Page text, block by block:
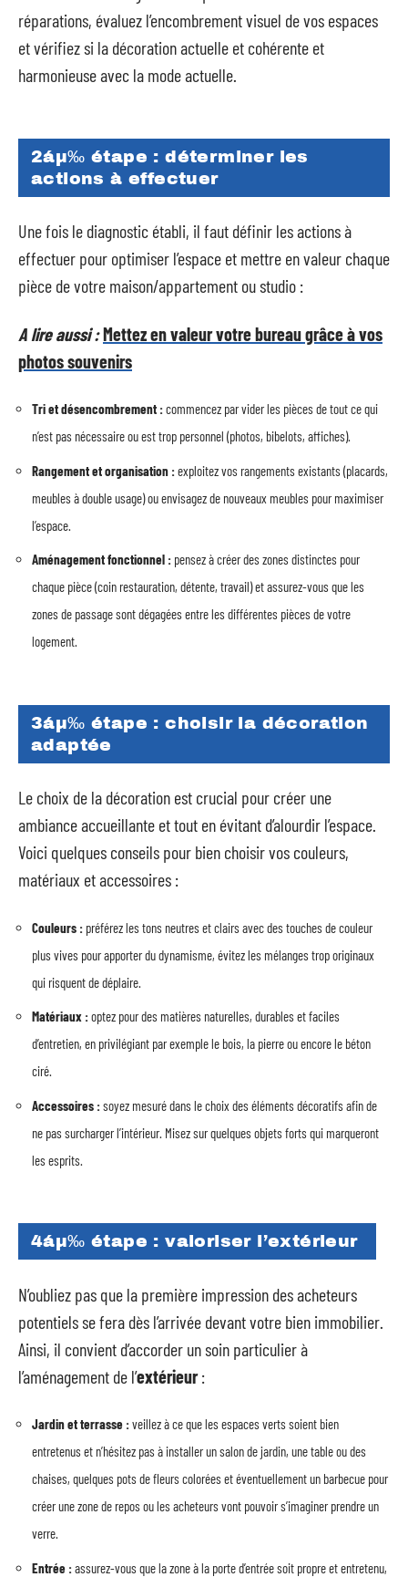
réparations, évaluez l’encombrement visuel de vos espaces
et vérifiez si la décoration actuelle et cohérente et
harmonieuse avec la mode actuelle.
2áµ‰ étape : déterminer les
actions à effectuer
Une fois le diagnostic établi, il faut définir les actions à
effectuer pour optimiser l’espace et mettre en valeur chaque
pièce de votre maison/appartement ou studio :
A lire aussi :Mettez en valeur votre bureau grâce à vos
photos souvenirs
Tri et désencombrement :commencez par vider les pièces de tout ce qui
n’est pas nécessaire ou est trop personnel (photos, bibelots, affiches).
Rangement et organisation :exploitez vos rangements existants (placards,
meubles à double usage) ou envisagez de nouveaux meubles pour maximiser
l’espace.
Aménagement fonctionnel : pensez à créer des zones distinctes pour
chaque pièce (coin restauration, détente, travail) et assurez-vous que les
zones de passage sont dégagées entre les différentes pièces de votre
logement.
3áµ‰ étape : choisir la décoration
adaptée
Le choix de la décoration est crucial pour créer une
ambiance accueillante et tout en évitant d’alourdir l’espace.
Voici quelques conseils pour bien choisir vos couleurs,
matériaux et accessoires :
Couleurs : préférez les tons neutres et clairs avec des touches de couleur
plus vives pour apporter du dynamisme, évitez les mélanges trop originaux
qui risquent de déplaire.
Matériaux :optez pour des matières naturelles, durables et faciles
d’entretien, en privilégiant par exemple le bois, la pierre ou encore le béton
ciré.
Accessoires :soyez mesuré dans le choix des éléments décoratifs afin de
ne pas surcharger l’intérieur. Misez sur quelques objets forts qui marqueront
les esprits.
4áµ‰ étape : valoriser l’extérieur
N’oubliez pas que la première impression des acheteurs
potentiels se fera dès l’arrivée devant votre bien immobilier.
Ainsi, il convient d’accorder un soin particulier à
l’aménagement de l’extérieur:
Jardin et terrasse :veillez à ce que les espaces verts soient bien
entretenus et n’hésitez pas à installer un salon de jardin, une table ou des
chaises, quelques pots de fleurs colorées et éventuellement un barbecue pour
créer une zone de repos ou les acheteurs vont pouvoir s’imaginer prendre un
verre.
Entrée :assurez-vous que la zone à la porte d’entrée soit propre et entretenu,